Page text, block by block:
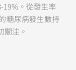
19%。從發生率
糖尿病發生數持
注。